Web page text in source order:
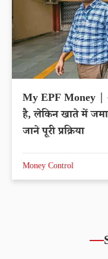
My EPF Money |
है, लेकिन खाते में जमा
जाने पूरी प्रक्रिया
Money Control